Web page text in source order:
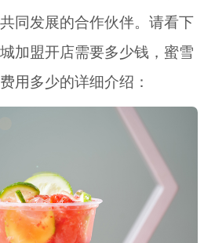
同发展的合作伙伴。请看下
加盟开店需要多少钱，蜜雪
用多少的详细介绍：